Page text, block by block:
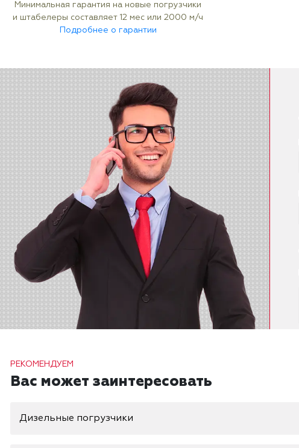
Минимальная гарантия на новые погрузчики
и штабелеры составляет 12 мес или 2000 м/ч
Подробнее о гарантии
РЕКОМЕНДУЕМ
Вас может заинтересовать
Дизельные погрузчики